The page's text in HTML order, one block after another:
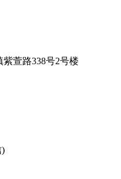
萱路338号2号楼
)